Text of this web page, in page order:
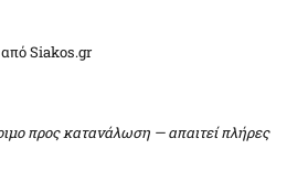
Siakos.gr
προς κατανάλωση — απαιτεί πλήρες